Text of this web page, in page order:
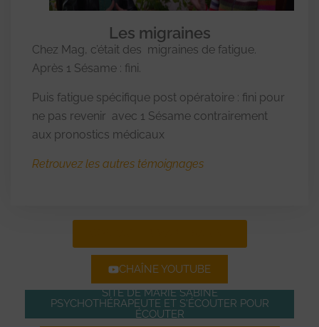
Les migraines
Chez Mag, c’était des migraines de fatigue.
Après 1 Sésame : fini.
Puis fatigue spécifique post opératoire : fini pour
ne pas revenir avec 1 Sésame contrairement
aux pronostics médicaux
Retrouvez les autres témoignages
CHAÎNE YOUTUBE
SITE DE MARIE SABINE
PSYCHOTHÉRAPEUTE ET S'ÉCOUTER POUR
ÉCOUTER